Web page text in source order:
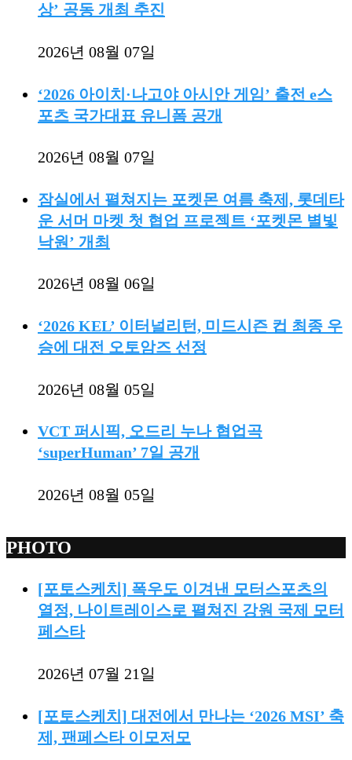
상’ 공동 개최 추진
2026년 08월 07일
‘2026 아이치·나고야 아시안 게임’ 출전 e스
포츠 국가대표 유니폼 공개
2026년 08월 07일
잠실에서 펼쳐지는 포켓몬 여름 축제, 롯데타
운 서머 마켓 첫 협업 프로젝트 ‘포켓몬 별빛
낙원’ 개최
2026년 08월 06일
‘2026 KEL’ 이터널리턴, 미드시즌 컵 최종 우
승에 대전 오토암즈 선정
2026년 08월 05일
VCT 퍼시픽, 오드리 누나 협업곡
‘superHuman’ 7일 공개
2026년 08월 05일
PHOTO
[포토스케치] 폭우도 이겨낸 모터스포츠의
열정, 나이트레이스로 펼쳐진 강원 국제 모터
페스타
2026년 07월 21일
[포토스케치] 대전에서 만나는 ‘2026 MSI’ 축
제, 팬페스타 이모저모